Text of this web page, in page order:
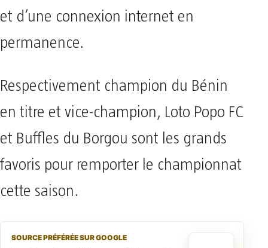
et d’une connexion internet en
permanence.
Respectivement champion du Bénin
en titre et vice-champion, Loto Popo FC
et Buffles du Borgou sont les grands
favoris pour remporter le championnat
cette saison.
SOURCE PRÉFÉRÉE SUR GOOGLE